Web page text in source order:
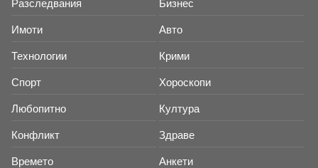
Разследвания Бизнес
Имоти Авто
Технологии Крими
Спорт Хороскопи
Любопитно Култура
Конфликт Здраве
Времето Анкети